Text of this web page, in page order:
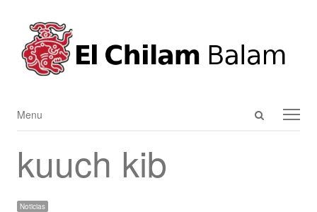
Open
Menu
Menu
kuuch kib
Noticias